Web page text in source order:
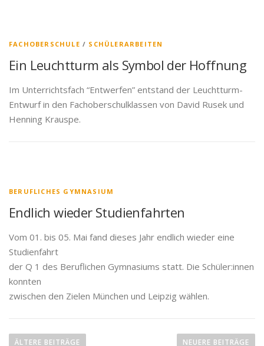
FACHOBERSCHULE / SCHÜLERARBEITEN
Ein Leuchtturm als Symbol der Hoffnung
Im Unterrichtsfach “Entwerfen” entstand der Leuchtturm-
Entwurf in den Fachoberschulklassen von David Rusek und
Henning Krauspe.
BERUFLICHES GYMNASIUM
Endlich wieder Studienfahrten
Vom 01. bis 05. Mai fand dieses Jahr endlich wieder eine
Studienfahrt
der Q 1 des Beruflichen Gymnasiums statt. Die Schüler:innen
konnten
zwischen den Zielen München und Leipzig wählen.
eÄLTERE BEITRÄGE NEUERE BEITRÄGE